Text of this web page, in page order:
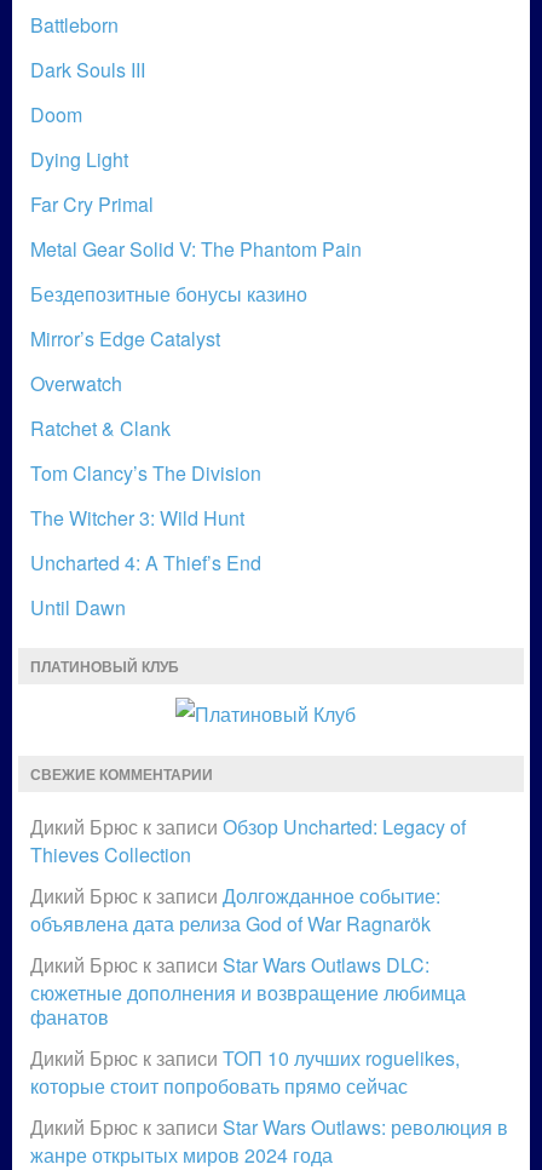
Battleborn
Dark Souls III
Doom
Dying Light
Far Cry Primal
Metal Gear Solid V: The Phantom Pain
Бездепозитные бонусы казино
Mirror’s Edge Catalyst
Overwatch
Ratchet & Clank
Tom Clancy’s The Division
The Witcher 3: Wild Hunt
Uncharted 4: A Thief’s End
Until Dawn
ПЛАТИНОВЫЙ КЛУБ
СВЕЖИЕ КОММЕНТАРИИ
Дикий Брюс к записи Обзор Uncharted: Legacy of
Thieves Collection
Дикий Брюс к записи Долгожданное событие:
объявлена дата релиза God of War Ragnarök
Дикий Брюс к записи Star Wars Outlaws DLC:
сюжетные дополнения и возвращение любимца
фанатов
Дикий Брюс к записи ТОП 10 лучших roguelikes,
которые стоит попробовать прямо сейчас
Дикий Брюс к записи Star Wars Outlaws: революция в
жанре открытых миров 2024 года